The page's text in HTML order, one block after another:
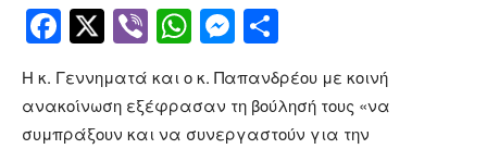
Facebook
Twitter
ViberWhatsApp
Messenger
Η κ. Γεννηματά και ο κ. Παπανδρέου με κοινή
ανακοίνωση εξέφρασαν τη βούλησή τους «να
συμπράξουν και να συνεργαστούν για την